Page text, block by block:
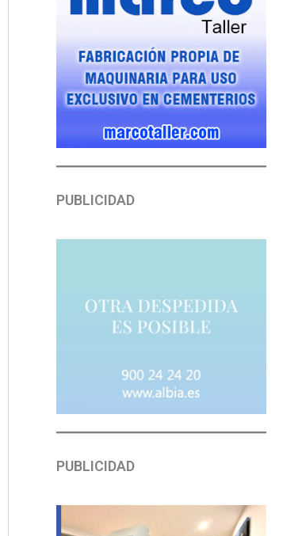
PUBLICIDAD
PUBLICIDAD